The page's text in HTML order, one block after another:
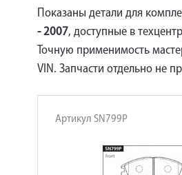
Показаны детали для
- 2007, доступные в
Точную применимость
VIN. Запчасти отдельно не
Артикул SN799P